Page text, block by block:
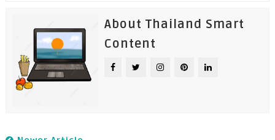
About Thailand Smart
Content